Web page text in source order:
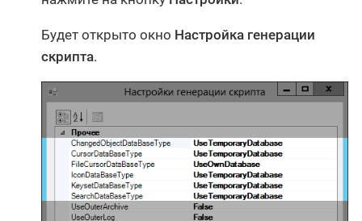
Будет открыто окно Настройка генерации
скрипта.